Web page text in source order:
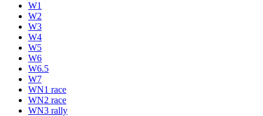
W1
W2
W3
W4
W5
W6
W6.5
W7
WN1 race
WN2 race
WN3 rally